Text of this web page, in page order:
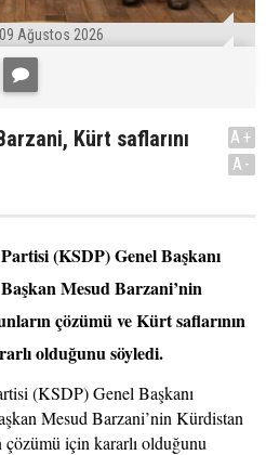
09 Ağustos 2026
Kürt saflarını
A+
A-
(KSDP) Genel Başkanı
Mesud Barzani’nin
çözümü ve Kürt saflarının
olduğunu söyledi.
(KSDP) Genel Başkanı
Mesud Barzani’nin Kürdistan
çözümü için kararlı olduğunu